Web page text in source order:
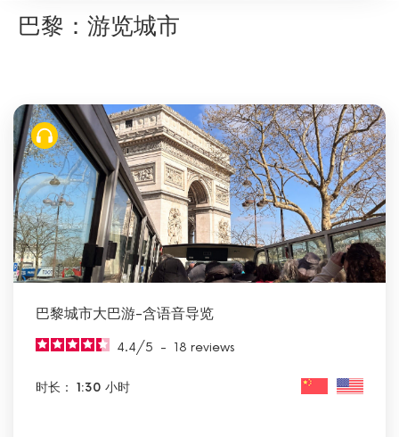
巴黎：游览城市
巴黎城市大巴游-含语音导览
4.4/5 - 18 reviews
时长： 1:30 小时